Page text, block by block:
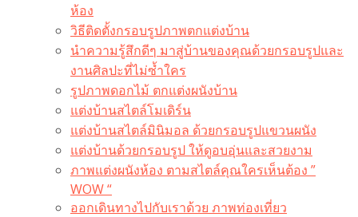
ห้อง
วิธีติดตั้งกรอบรูปภาพตกแต่งบ้าน
นำความรู้สึกดีๆ มาสู่บ้านของคุณด้วยกรอบรูปและ
งานศิลปะที่ไม่ซ้ำใคร
รูปภาพดอกไม้ ตกแต่งผนังบ้าน
แต่งบ้านสไตล์โมเดิร์น
แต่งบ้านสไตล์มินิมอล ด้วยกรอบรูปแขวนผนัง
แต่งบ้านด้วยกรอบรูป ให้ดูอบอุ่นและสวยงาม
ภาพแต่งผนังห้อง ตามสไตล์คุณใครเห็นต้อง ”
WOW “
ออกเดินทางไปกับเราด้วย ภาพท่องเที่ยว